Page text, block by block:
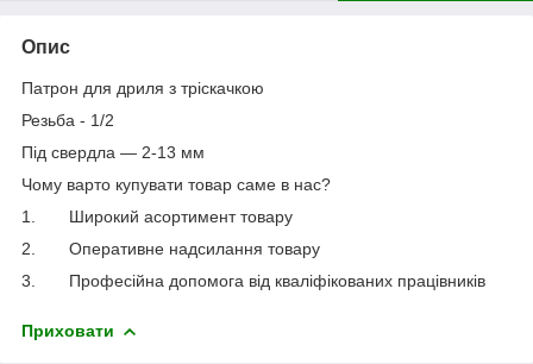
Опис
Патрон для дриля з тріскачкою
Резьба - 1/2
Під свердла — 2-13 мм
Чому варто купувати товар саме в нас?
1.
Широкий асортимент товару
2.
Оперативне надсилання товару
3.
Професійна допомога від кваліфікованих працівників
Приховати